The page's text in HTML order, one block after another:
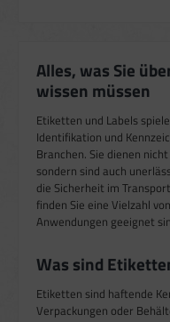
Alles, was Sie
wissen müssen
Etiketten und Labels
Identifikation und
Branchen. Sie dienen
sondern sind auch
die Sicherheit im
finden Sie eine Vielzahl
Anwendungen geeignet
Was sind
Etiketten sind haftende
Verpackungen oder